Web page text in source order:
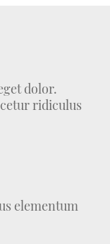
dolor.
ridiculus
elementum